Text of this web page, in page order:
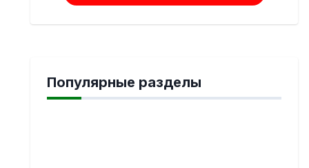
Популярные разделы